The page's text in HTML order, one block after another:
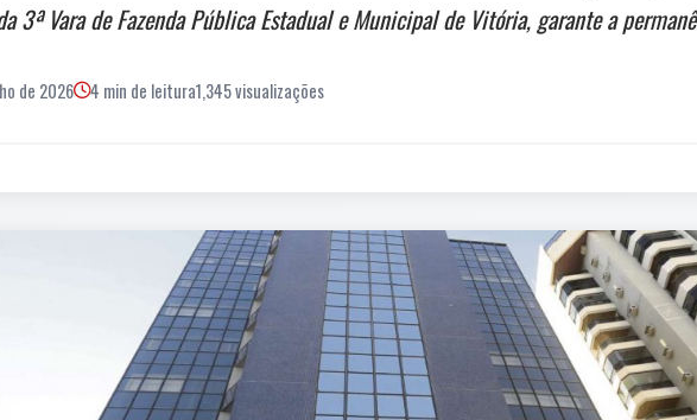
3ª Vara de Fazenda Pública Estadual e Municipal de Vitória, garante a
de 2026 4 min de leitura1,345 visualizações